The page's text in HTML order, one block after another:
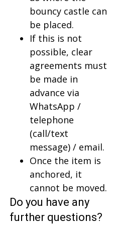
bouncy castle can
be placed.
If this is not
possible, clear
agreements must
be made in
advance via
WhatsApp /
telephone
(call/text
message) / email.
Once the item is
anchored, it
cannot be moved.
Do you have any
further questions?